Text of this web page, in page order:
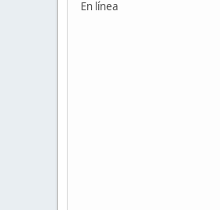
En línea